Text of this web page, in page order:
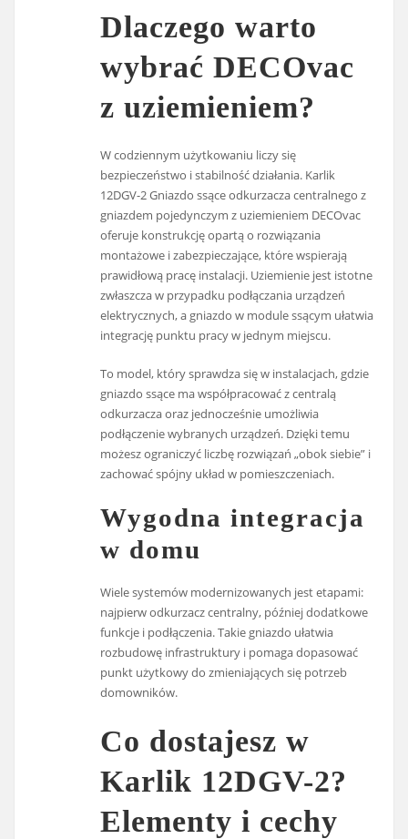
Dlaczego warto
wybrać DECOvac
z uziemieniem?
W codziennym użytkowaniu liczy się
bezpieczeństwo i stabilność działania. Karlik
12DGV-2 Gniazdo ssące odkurzacza centralnego z
gniazdem pojedynczym z uziemieniem DECOvac
oferuje konstrukcję opartą o rozwiązania
montażowe i zabezpieczające, które wspierają
prawidłową pracę instalacji. Uziemienie jest istotne
zwłaszcza w przypadku podłączania urządzeń
elektrycznych, a gniazdo w module ssącym ułatwia
integrację punktu pracy w jednym miejscu.
To model, który sprawdza się w instalacjach, gdzie
gniazdo ssące ma współpracować z centralą
odkurzacza oraz jednocześnie umożliwia
podłączenie wybranych urządzeń. Dzięki temu
możesz ograniczyć liczbę rozwiązań „obok siebie” i
zachować spójny układ w pomieszczeniach.
Wygodna integracja
w domu
Wiele systemów modernizowanych jest etapami:
najpierw odkurzacz centralny, później dodatkowe
funkcje i podłączenia. Takie gniazdo ułatwia
rozbudowę infrastruktury i pomaga dopasować
punkt użytkowy do zmieniających się potrzeb
domowników.
Co dostajesz w
Karlik 12DGV-2?
Elementy i cechy